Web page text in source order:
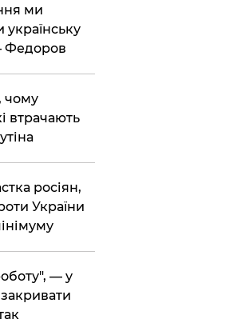
ми
Федоров
чому
втрачають
росіян,
України
— у